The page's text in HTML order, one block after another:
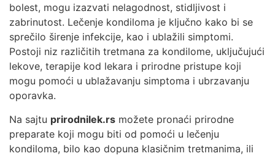
bolest, mogu izazvati nelagodnost, stidljivost i
zabrinutost. Lečenje kondiloma je ključno kako bi se
sprečilo širenje infekcije, kao i ublažili simptomi.
Postoji niz različitih tretmana za kondilome, uključujući
lekove, terapije kod lekara i prirodne pristupe koji
mogu pomoći u ublažavanju simptoma i ubrzavanju
oporavka.
Na sajtu prirodnilek.rs možete pronaći prirodne
preparate koji mogu biti od pomoći u lečenju
kondiloma, bilo kao dopuna klasičnim tretmanima, ili